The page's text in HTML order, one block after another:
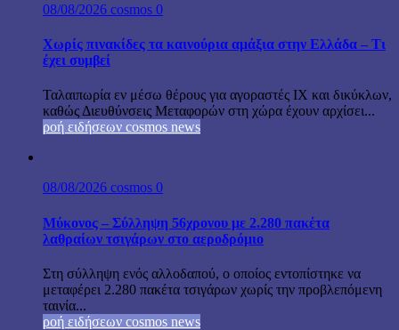
08/08/2026 cosmos 0
Χωρίς πινακίδες τα καινούρια αμάξια στην Ελλάδα – Τι
έχει συμβεί
Ταλαιπωρία εν μέσω θέρους για αγοραστές ΙΧ και δικύκλων,
καθώς Διευθύνσεις Μεταφορών στη χώρα έχουν αρχίσει...
ροή ειδήσεων cosmos news
08/08/2026 cosmos 0
Μύκονος – Σύλληψη 56χρονου με 2.280 πακέτα
λαθραίων τσιγάρων στο αεροδρόμιο
Στη σύλληψη ενός αλλοδαπού, ο οποίος εντοπίστηκε να
μεταφέρει 2.280 πακέτα τσιγάρων χωρίς την προβλεπόμενη
ταινία...
ροή ειδήσεων cosmos news